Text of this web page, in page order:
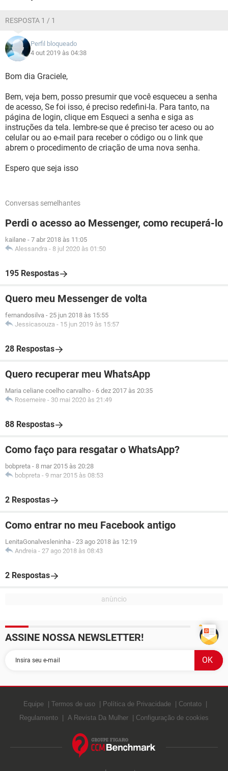
RESPOSTA 1 / 1
Perfil bloqueado
4 out 2019 às 04:38
Bom dia Graciele,
Bem, veja bem, posso presumir que você esqueceu a senha
de acesso, Se foi isso, é preciso redefini-la. Para tanto, na
página de login, clique em Esqueci a senha e siga as
instruções da tela. lembre-se que é preciso ter aceso ou ao
celular ou ao e-mail para receber o código ou o link que
abrem o procedimento de criação de uma nova senha.
Espero que seja isso
Conversas semelhantes
Perdi o acesso ao Messenger, como recuperá-lo
kailane - 7 abr 2018 às 11:05
Alessandra - 8 jul 2020 às 01:50
195 Respostas
Quero meu Messenger de volta
fernandosilva - 25 jun 2018 às 15:55
Jessicasouza - 15 jun 2019 às 15:57
28 Respostas
Quero recuperar meu WhatsApp
Maria celiane coelho carvalho - 6 dez 2017 às 20:35
Rosemeire - 30 mai 2020 às 21:49
88 Respostas
Como faço para resgatar o WhatsApp?
bobpreta - 8 mar 2015 às 20:28
bobpreta - 9 mar 2015 às 08:53
2 Respostas
Como entrar no meu Facebook antigo
LenitaGonalvesleninha - 23 ago 2018 às 12:19
Andreia - 27 ago 2018 às 08:43
2 Respostas
ASSINE NOSSA NEWSLETTER!
Equipe Termos de uso Política de Privacidade
Contato
Regulamento
A Revista Da Mulher Configuração de cookies